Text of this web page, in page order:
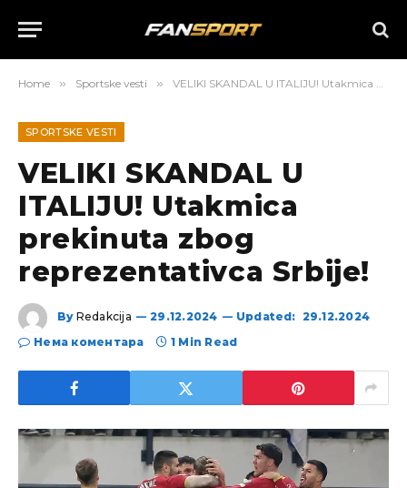
Home » Sportske vesti » VELIKI SKANDAL U ITALIJU! Utakmica prekinuta zbog reprezentativca Srbije!
SPORTSKE VESTI
VELIKI SKANDAL U
ITALIJU! Utakmica
prekinuta zbog
reprezentativca Srbije!
By Redakcija 29.12.2024 Updated: 29.12.2024
Нема коментара
1 Min Read